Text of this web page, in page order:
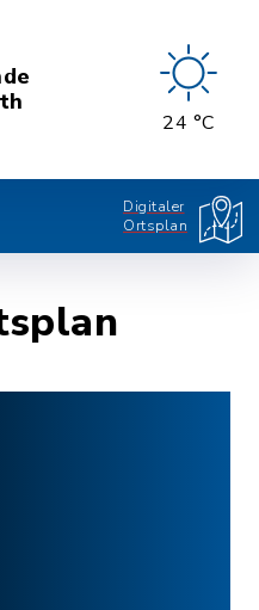
24 °C
Digitaler
Ortsplan